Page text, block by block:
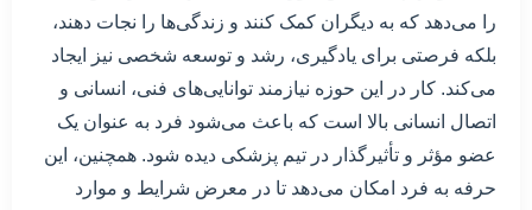
را می‌دهد که به دیگران کمک کنند و زندگی‌ها را نجات دهند،
بلکه فرصتی برای یادگیری، رشد و توسعه شخصی نیز ایجاد
می‌کند. کار در این حوزه نیازمند توانایی‌های فنی، انسانی و
اتصال انسانی بالا است که باعث می‌شود فرد به عنوان یک
عضو مؤثر و تأثیرگذار در تیم پزشکی دیده شود. همچنین، این
حرفه به فرد امکان می‌دهد تا در معرض شرایط و موارد